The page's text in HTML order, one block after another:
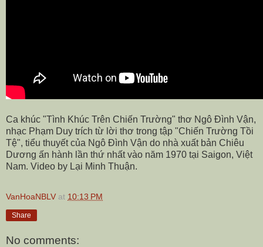
Ca khúc "Tình Khúc Trên Chiến Trường" thơ Ngô Đình Vận,
nhạc Phạm Duy trích từ lời thơ trong tập "Chiến Trường Tồi
Tệ", tiểu thuyết của Ngô Đình Vận do nhà xuất bản Chiêu
Dương ấn hành lần thứ nhất vào năm 1970 tại Saigon, Việt
Nam. Video by Lại Minh Thuận.
VanHoaNBLV at 10:13 PM
Share
No comments: